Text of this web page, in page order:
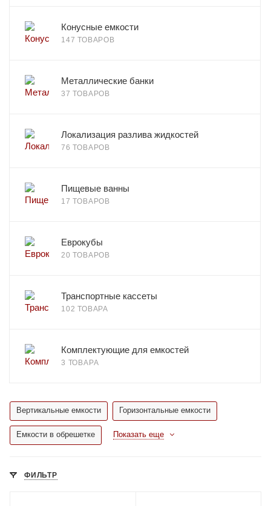
Конусные емкости
147 ТОВАРОВ
Металлические банки
37 ТОВАРОВ
Локализация разлива жидкостей
76 ТОВАРОВ
Пищевые ванны
17 ТОВАРОВ
Еврокубы
20 ТОВАРОВ
Транспортные кассеты
102 ТОВАРА
Комплектующие для емкостей
3 ТОВАРА
Вертикальные емкости Горизонтальные емкости
Емкости в обрешетке Показать еще
ФИЛЬТР